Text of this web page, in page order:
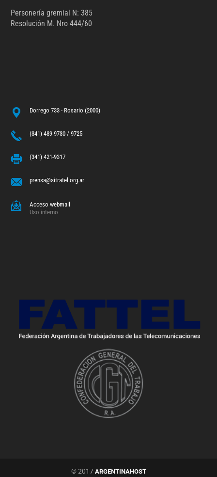
Personería gremial N: 385
Resolución M. Nro 444/60
Dorrego 733 - Rosario (2000)
(341) 489-9730 / 9725
(341) 421-9317
prensa@sitratel.org.ar
Acceso webmail
Uso interno
© 2017 ARGENTINAHOST